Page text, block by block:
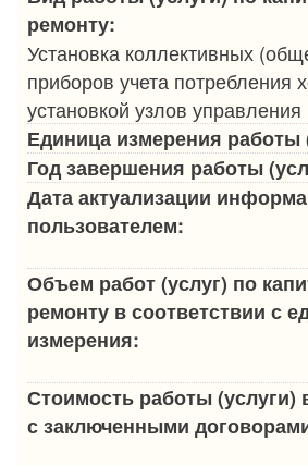
ремонту:
Установка коллективных
приборов учета потребления
установкой узлов управления
Единица измерения работы
Год завершения работы
Дата актуализации
пользователем:
Объем работ (услуг) по
ремонту в соответствии с
измерения:
Стоимость работы (услуги)
с заключенными